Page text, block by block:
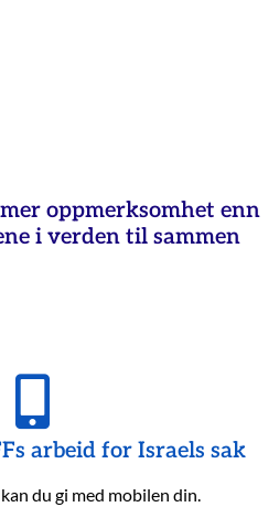
oppmerksomhet enn
i verden til sammen
arbeid for Israels sak
du gi med mobilen din.